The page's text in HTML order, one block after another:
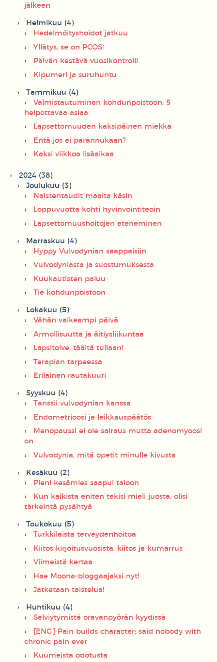
jälkeen
Helmikuu (4)
Hedelmöityshoidot jatkuu
Yllätys, se on PCOS!
Päivän kestävä vuosikontrolli
Kipumeri ja suruhuntu
Tammikuu (4)
Valmistautuminen kohdunpoistoon: 5
helpottavaa asiaa
Lapsettomuuden kaksipäinen miekka
Entä jos ei parannukaan?
Kaksi viikkoa lisäaikaa
2024 (38)
Joulukuu (3)
Naistentaudit maalta käsin
Loppuvuotta kohti hyvinvointiteoin
Lapsettomuushoitojen eteneminen
Marraskuu (4)
Hyppy Vulvodynian saappaisiin
Vulvodyniasta ja suostumuksesta
Kuukautisten paluu
Tie kohdunpoistoon
Lokakuu (5)
Vähän vaikeampi päivä
Armollisuutta ja äitiysliikuntaa
Lapsitoive, täältä tullaan!
Terapian tarpeessa
Erilainen rautakuuri
Syyskuu (4)
Tanssii vulvodynian kanssa
Endometrioosi ja leikkauspäätös
Menopaussi ei ole sairaus mutta adenomyoosi
on
Vulvodynia, mitä opetit minulle kivusta
Kesäkuu (2)
Pieni kesämies saapui taloon
Kun kaikista eniten tekisi mieli juosta, olisi
tärkeintä pysähtyä
Toukokuu (5)
Turkkilaista terveydenhoitoa
Kiitos kirjoitusvuosista, kiitos ja kumarrus
Viimeistä kertaa
Hae Moona-bloggaajaksi nyt!
Jatketaan taistelua!
Huhtikuu (4)
Selviytymistä oravanpyörän kyydissä
[ENG] Pain builds character; said nobody with
chronic pain ever
Kuumeista odotusta